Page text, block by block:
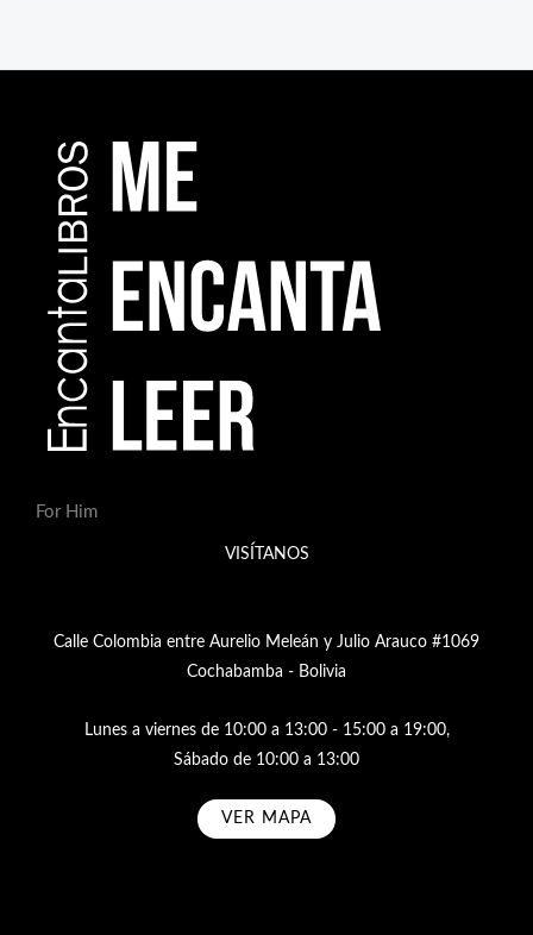
For Him
VISÍTANOS
Calle Colombia entre Aurelio Meleán y Julio Arauco #1069
Cochabamba - Bolivia
Lunes a viernes de 10:00 a 13:00 - 15:00 a 19:00,
Sábado de 10:00 a 13:00
VER MAPA